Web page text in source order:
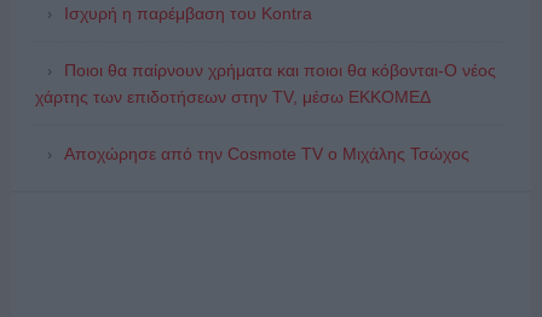
Ισχυρή η παρέμβαση του Kontra
Ποιοι θα παίρνουν χρήματα και ποιοι θα κόβονται-Ο νέος
χάρτης των επιδοτήσεων στην TV, μέσω ΕΚΚΟΜΕΔ
Αποχώρησε από την Cosmote TV o Μιχάλης Τσώχος